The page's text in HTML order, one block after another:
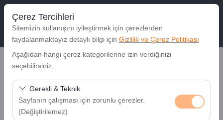
Çerez Tercihleri
Sitemizin kullanışını iyileştirmek için çerezlerden
faydalanmaktayız detaylı bilgi için Gizlilik ve Çerez Politikası
Aşağıdan hangi çerez kategorilerine izin verdiğinizi
seçebilirsiniz.
Gerekli & Teknik
Sayfanın çalışması için zorunlu çerezler.
(Değiştirilemez)
Anasayfa Site Haritası
Kiralık Araçlar